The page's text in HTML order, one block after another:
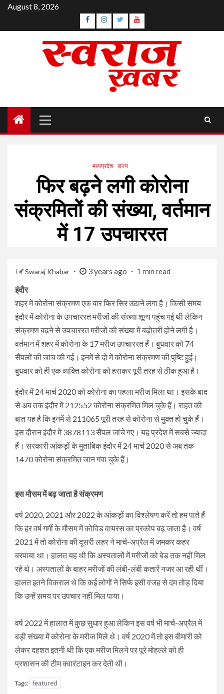
Skip
content
August 8, 2026
Facebook
Instagram
TwitterYouTube
Menu
मध्यप्रदेश राज्य
फिर बढ़ने लगी कोरोना
संक्रमितों की संख्या, वर्तमान
में 17 उपचाररत
Swaraj Khabar 3 years ago 1 min read
इंदौर
शहर में कोरोना संक्रमण एक बार फिर सिर उठाने लगा है। किसी समय
इंदौर में कोरोना के उपचाररत मरीजों की संख्या शून्य पहुंच गई थी लेकिन
संक्रमण बढ़ने से उपचाररत मरीजों की संख्या में बढ़ोतरी होने लगी है।
वर्तमान में शहर में कोरोना के 17 मरीज उपचाररत हैं। बुधवार को 74
सैंपलों की जांच की गई। इनमें से दो में कोरोना संक्रमण की पुष्टि हुई।
बुधवार को ही एक व्यक्ति कोरोना को हराकर पूरी तरह से ठीक हुआ है।
इंदौर में 24 मार्च 2020 को कोरोना का पहला मरीज मिला था। इसके बाद
से अब तक इंदौर में 212552 कोरोना संक्रमित मिल चुके हैं। राहत की
बात यह है कि इनमें से 211065 पूरी तरह से कोरोना से मुक्त हो चुके हैं।
इस दौरान इंदौर में 3878113 सैंपल जांचे गए। यह प्रदेश में सबसे ज्यादा
हैं। सरकारी आंकड़ों के मुताबिक इंदौर में 24 मार्च 2020 से अब तक
1470 कोरोना संक्रमित जान गंवा चुके हैं।
इस मौसम में बढ़ जाता है संक्रमण
वर्ष 2020, 2021 और 2022 के आंकड़ों का विश्लेषण करें तो हम पाते हैं
कि हर वर्ष गर्मी के मौसम में कोविड वायरस का प्रकोप बढ़ जाता है। वर्ष
2021 में तो कोरोना की दूसरी लहर ने मार्च-अप्रैल में जमकर कहर
बरपाया था। हालत यह थी कि अस्पतालों में मरीजों को बेड तक नहीं मिल
रहे थे। अस्पतालों के बाहर मरीजों की लंबी-लंबी कतारें नजर आ रही थीं।
हालत इतने विकराल थे कि कई लोगों ने सिर्फ इसी वजह से दम तोड़ दिया
कि उन्हें समय पर उपचार नहीं मिल पाया।
वर्ष 2022 में हालात में कुछ सुधार हुआ लेकिन इस वर्ष भी मार्च-अप्रैल में
बड़ी संख्या में कोरोना के मरीज मिले थे। वर्ष 2020 में तो इस बीमारी को
लेकर दहशत इतनी थी कि एक मरीज मिलने पर पूरे मोहल्ले को ही
प्रशासन की टीम क्वारंटाइन कर देती थी।
Tags: featured